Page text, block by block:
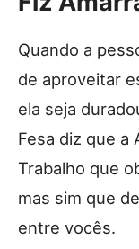
Quando a
de aproveitar
ela seja
Fesa diz que a
Trabalho que
mas sim que
entre vocês.